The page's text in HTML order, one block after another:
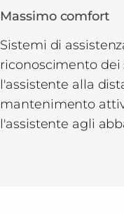
Massimo comfort
Sistemi di
riconoscimento dei
l'assistente alla
mantenimento
l'assistente agli